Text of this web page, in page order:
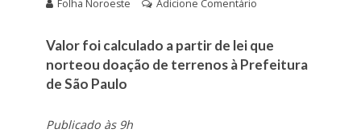
Folha Noroeste Adicione Comentário
Valor foi calculado a partir de lei que
norteou doação de terrenos à Prefeitura
de São Paulo
Publicado às 9h